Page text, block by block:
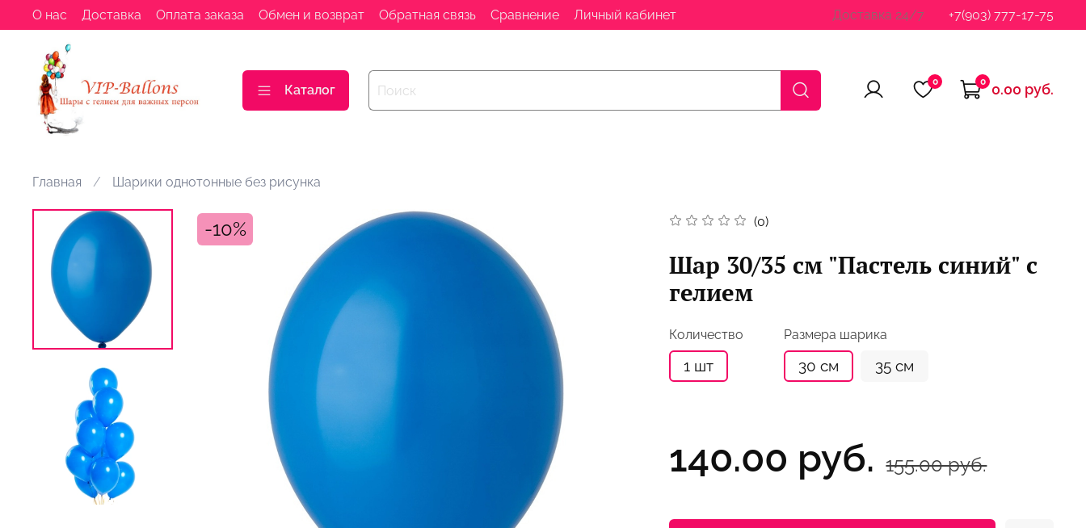
О нас Доставка Оплата заказа Обмен и возврат Обратная связь Сравнение Личный кабинет Доставка 24/7 +7(903) 777-17-75
Каталог
0 0 0.00 руб.
Главная Шарики однотонные без рисунка
-10% (0)
Шар 30/35 см "Пастель синий" с
гелием
Количество
1 шт
Размера шарика
30 см 35 см
140.00 руб. 155.00 руб.